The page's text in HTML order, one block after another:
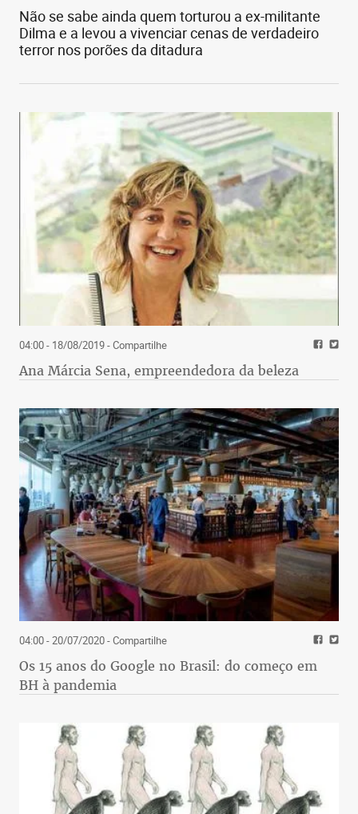
Não se sabe ainda quem torturou a ex-militante
Dilma e a levou a vivenciar cenas de verdadeiro
terror nos porões da ditadura
04:00 - 18/08/2019- Compartilhe
Ana Márcia Sena, empreendedora da beleza
04:00 - 20/07/2020- Compartilhe
Os 15 anos do Google no Brasil: do começo em
BH à pandemia